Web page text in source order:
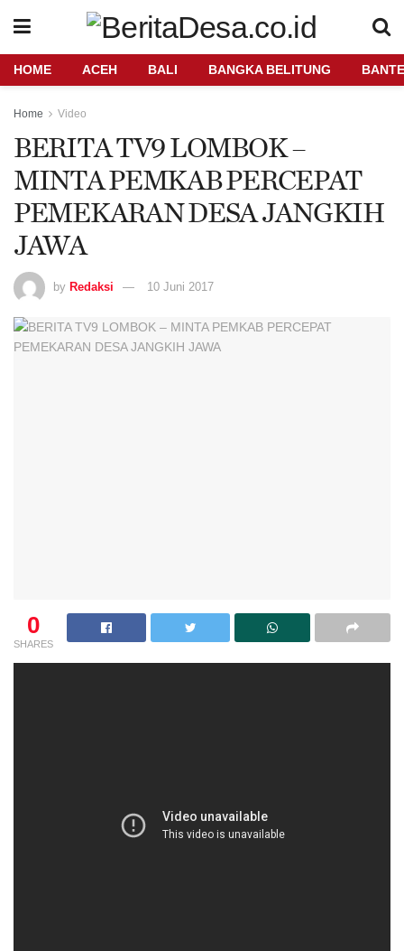
HOME ACEH BALI BANGKA BELITUNG
Home Video
BERITA TV9 LOMBOK –
MINTA PEMKAB PERCEPAT
PEMEKARAN DESA JANGKIH
JAWA
by Redaksi 10 Juni 2017
0
SHARES